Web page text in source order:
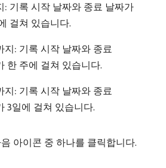
: 기록 시작 날짜와 종료 날짜가
걸쳐 있습니다.
지: 기록 시작 날짜와 종료
한 주에 걸쳐 있습니다.
지: 기록 시작 날짜와 종료
3일에 걸쳐 있습니다.
아이콘 중 하나를 클릭합니다.